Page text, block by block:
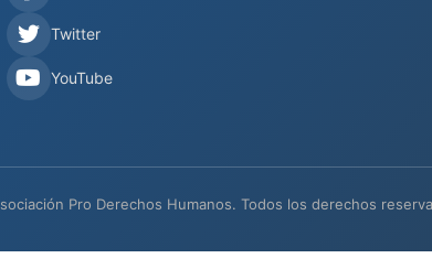
Twitter
YouTube
Pro Derechos Humanos. Todos los derechos